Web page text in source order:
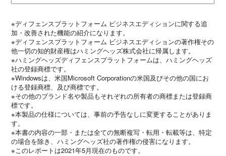
※ディフェンスプラットフォーム ビジネスエディションに関する追
加・改善された機能の紹介になります。
※ディフェンスプラットフォーム ビジネスエディションの著作権その
他一切の知的財産権はハミングヘッズ株式会社に帰属します。
※ハミングヘッズディフェンスプラットフォームは、ハミングヘッズ
社の登録商標です。
※Windowsは、米国Microsoft Corporationの米国及びその他の国にお
ける登録商標、及び商標です。
※その他のブランド名や製品もそれぞれの所有者の商標または登録商
標です。
※本製品の仕様については、事前の予告なしに変更することがありま
す。
※本書の内容の一部・または全ての無断複写・転用・転載等は、特定
の場合を除き、ハミングヘッズ社の著作権の侵害になります。
※このレポートは2021年5月現在のものです。